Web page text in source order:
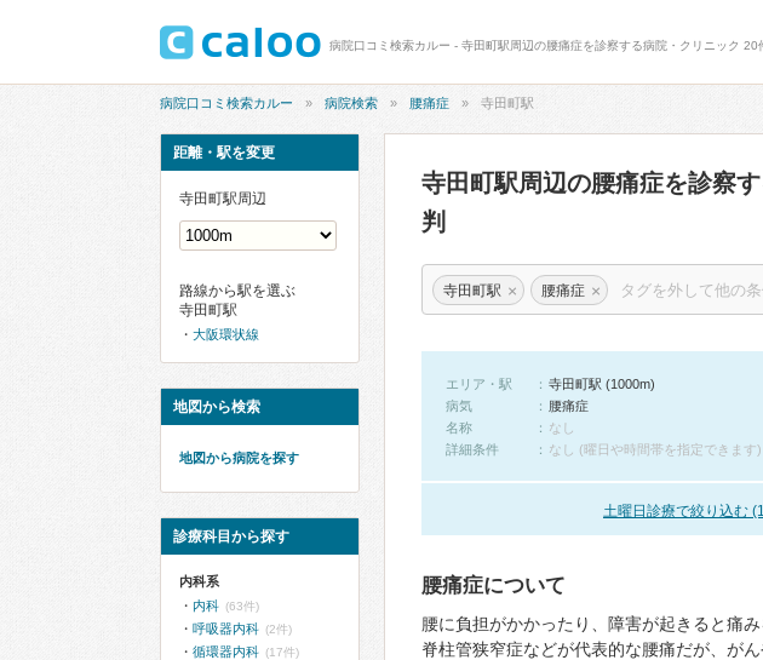
病院口コミ検索カルー - 寺田町駅周辺の腰痛症を診察する病院・クリニック 20
病院口コミ検索カルー 病院検索 腰痛症 寺田町駅
寺田町駅周辺の腰痛症を診察
判
寺田町駅 × 腰痛症 ×
エリア・駅
寺田町駅 (1000m)
病気
腰痛症
名称
なし
詳細条件
なし (曜日や時間帯を指定できます)
土曜日診療で絞り込む
腰痛症について
腰に負担がかかったり、障害が起きると痛
脊柱管狭窄症などが代表的な腰痛だが、が
距離・駅を変更
寺田町駅周辺
路線から駅を選ぶ
寺田町駅
大阪環状線
地図から検索
地図から病院を探す
診療科目から探す
内科系
内科 (63件)
呼吸器内科 (2件)
循環器内科 (17件)